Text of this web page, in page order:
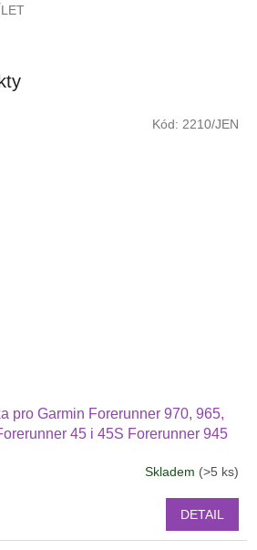
pro Garmin Forerunner 970, 965,
45 i 45S Forerunner 945
Skladem (>5 ks)
DETAIL
Kód: 2210/JEN